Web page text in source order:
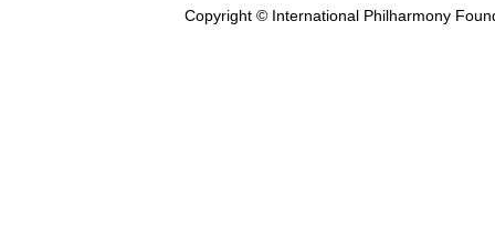
Copyright © International Philharmony